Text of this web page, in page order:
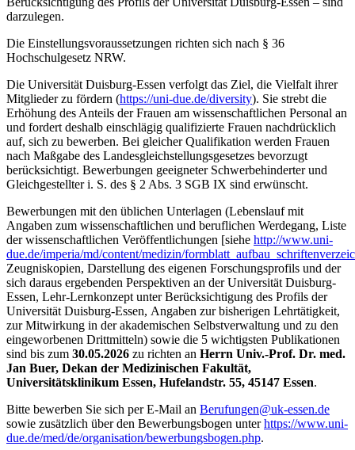
darzulegen.
Die Einstellungsvoraussetzungen richten sich nach § 36
Hochschulgesetz NRW.
Die Universität Duisburg-Essen verfolgt das Ziel, die Vielfalt ihrer
Mitglieder zu fördern (https://uni-due.de/diversity). Sie strebt die
Erhöhung des Anteils der Frauen am wissenschaftlichen Personal an
und fordert deshalb einschlägig qualifizierte Frauen nachdrücklich
auf, sich zu bewerben. Bei gleicher Qualifikation werden Frauen
nach Maßgabe des Landesgleichstellungsgesetzes bevorzugt
berücksichtigt. Bewerbungen geeigneter Schwerbehinderter und
Gleichgestellter i. S. des § 2 Abs. 3 SGB IX sind erwünscht.
Bewerbungen mit den üblichen Unterlagen (Lebenslauf mit
Angaben zum wissenschaftlichen und beruflichen Werdegang, Liste
der wissenschaftlichen Veröffentlichungen [siehe http://www.uni-
due.de/imperia/md/content/medizin/
Zeugniskopien, Darstellung des eigenen Forschungsprofils und der
sich daraus ergebenden Perspektiven an der Universität Duisburg-
Essen, Lehr-Lernkonzept unter Berücksichtigung des Profils der
Universität Duisburg-Essen, Angaben zur bisherigen Lehrtätigkeit,
zur Mitwirkung in der akademischen Selbstverwaltung und zu den
eingeworbenen Drittmitteln) sowie die 5 wichtigsten Publikationen
sind bis zum 30.05.2026 zu richten an Herrn Univ.-Prof. Dr. med.
Jan Buer, Dekan der Medizinischen Fakultät,
Universitätsklinikum Essen, Hufelandstr. 55, 45147 Essen.
Bitte bewerben Sie sich per E-Mail an Berufungen@uk-essen.de
sowie zusätzlich über den Bewerbungsbogen unterhttps://www.uni-
due.de/med/de/organisation/bewerbungsbogen.php.